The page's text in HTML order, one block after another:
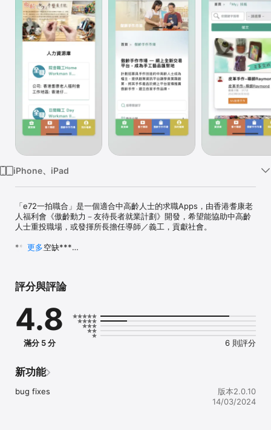
TV
iPhone、iPad
「e72一拍職合」是一個適合中高齡人士的求職Apps，由香港耆康老
人福利會《傲齡動力－友待長者就業計劃》開發，希望能協助中高齡
人士重投職場，或發揮所長擔任導師／義工，貢獻社會。
***職位空缺***
提供不同類型的導師崗位，招募有一技之中高齡人士發揮所長
***義工服務***
招募各類型義工服務，為有需要人士提供服務
***免費註冊***（e72.hk已登記會員不用重新註冊）
免費註冊成為會員後，可享用以下功能
- 收藏感興趣的職位空缺、導師崗位或義工服務，以便日後查閱
- 定期收取電郵介紹本計劃之最新資訊及活動推介
更多
評分與評論
4.8
滿分 5 分 6 則評分
新功能
bug fixes
版本2.0.10
14/03/2024